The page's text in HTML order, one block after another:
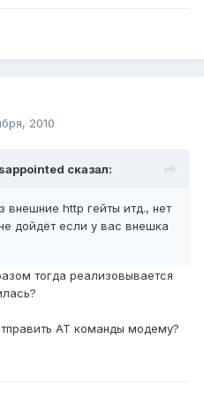
2010
сказал:
внешние http гейты итд., нет
дойдёт если у вас внешка
тогда реализовывается
AT команды модему?